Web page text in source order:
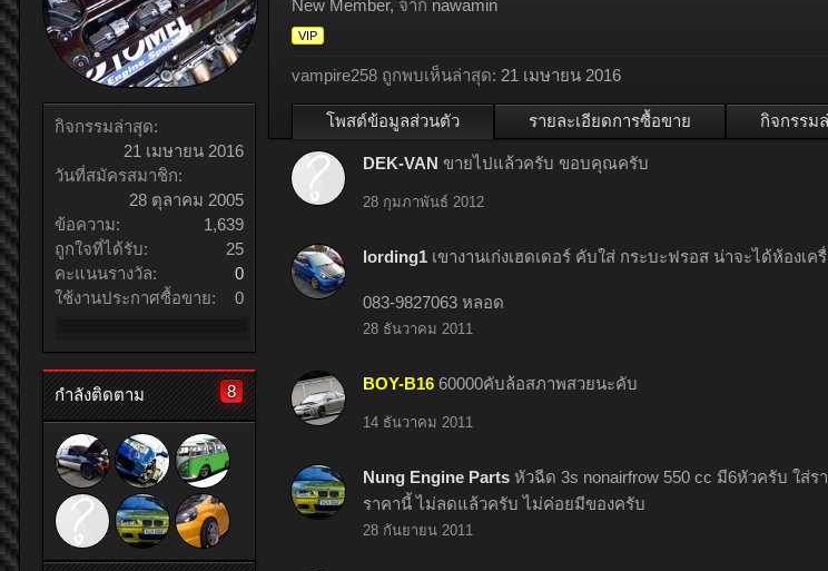
กิจกรรมล่าสุด:
21 เมษายน 2016
วันที่สมัครสมาชิก:
28 ตุลาคม 2005
ข้อความ:
1,639
ถูกใจที่ได้รับ:
25
คะแนนรางวัล:
0
ใช้งานประกาศซื้อขาย:
0
กำลังติดตาม 8
New Member, จาก nawamin
VIP
vampire258 ถูกพบเห็นล่าสุด: 21 เมษายน 2016
โพสต์ข้อมูลส่วนตัว รายละเอียดการซื้อขาย กิจกรรม
DEK-VAN ขายไปแล้วครับ ขอบคุณครับ
28 กุมภาพันธ์ 2012
lording1 เขางานเก่งเฮดเดอร์ คับใส่ กระบะฟรอส น่าจะได้ห้องเ
083-9827063 หลอด
28 ธันวาคม 2011
BOY-B16 60000คับล้อสภาพสวยนะคับ
14 ธันวาคม 2011
Nung Engine Parts หัวฉีด 3s nonairfrow 550 cc มี6หัวครับ ใส่ร
ราคานี้ ไม่ลดแล้วครับ ไม่ค่อยมีของครับ
28 กันยายน 2011